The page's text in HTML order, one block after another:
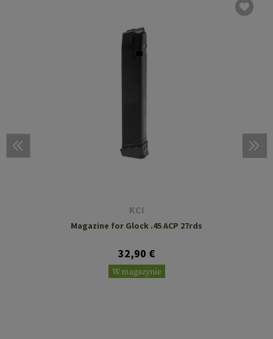
KCI
Magazine for Glock .45 ACP 27rds
32,90 €
W magazynie